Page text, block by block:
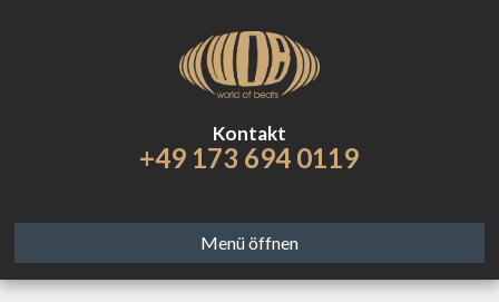
Kontakt
+49 173 694 0119
Menü öffnen